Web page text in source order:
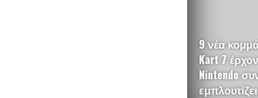
9 νέα
Kart 7
Nintendo